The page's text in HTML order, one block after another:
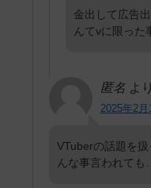
金出して広告
んてvに限った
匿名 よ
2025年2
VTuberの話題を
んな事言われても…